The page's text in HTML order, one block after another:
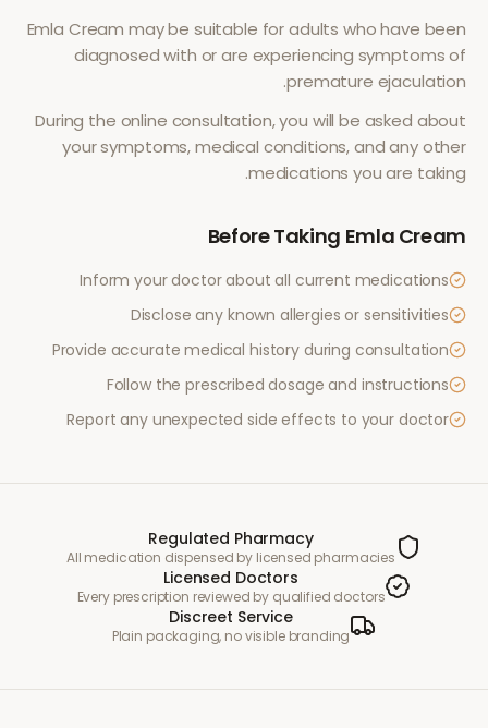
Emla Cream may be suitable for adults who have been
diagnosed with or are experiencing symptoms of
premature ejaculation
.
During the online consultation, you will be asked about
your symptoms, medical conditions, and any other
medications you are taking.
Before Taking Emla Cream
Inform your doctor about all current medications
Disclose any known allergies or sensitivities
Provide accurate medical history during consultation
Follow the prescribed dosage and instructions
Report any unexpected side effects to your doctor
Regulated Pharmacy
All medication dispensed by licensed pharmacies
Licensed Doctors
Every prescription reviewed by qualified doctors
Discreet Service
Plain packaging, no visible branding